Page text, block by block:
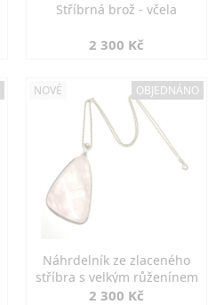
Stříbrná brož - včela
2 300 Kč
NOVÉ OBJEDNÁNO
Náhrdelník ze zlaceného
stříbra s velkým růženínem
2 300 Kč